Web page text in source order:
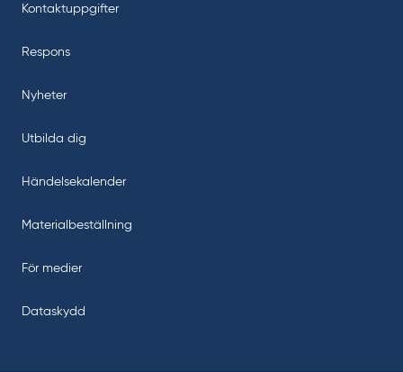
Kontaktuppgifter
Respons
Nyheter
Utbilda dig
Händelsekalender
Materialbeställning
För medier
Dataskydd